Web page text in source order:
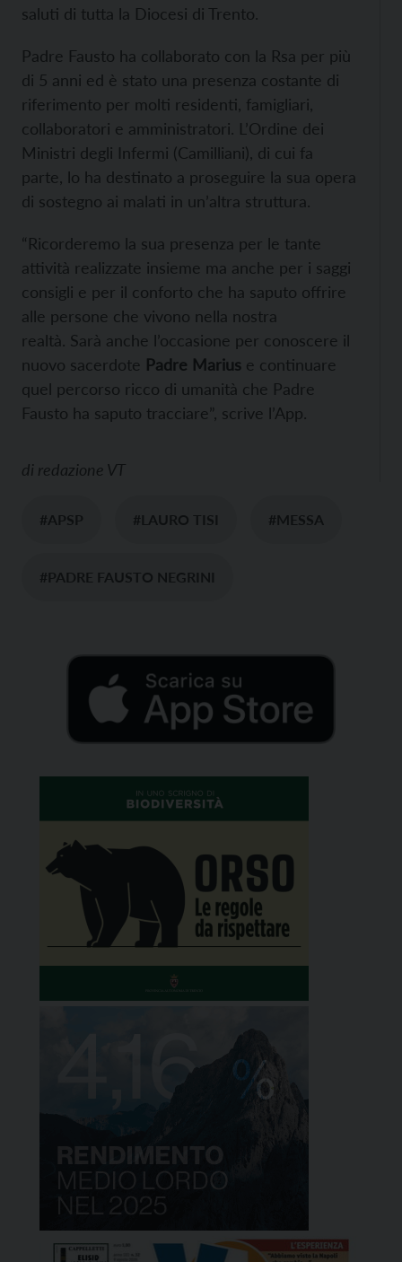
saluti di tutta la Diocesi di Trento.
Padre Fausto ha collaborato con la Rsa per più
di 5 anni ed è stato una presenza costante di
riferimento per molti residenti, famigliari,
collaboratori e amministratori. L’Ordine dei
Ministri degli Infermi (Camilliani), di cui fa
parte, lo ha destinato a proseguire la sua opera
di sostegno ai malati in un’altra struttura.
“Ricorderemo la sua presenza per le tante
attività realizzate insieme ma anche per i saggi
consigli e per il conforto che ha saputo offrire
alle persone che vivono nella nostra
realtà. Sarà anche l’occasione per conoscere il
nuovo sacerdote Padre Marius e continuare
quel percorso ricco di umanità che Padre
Fausto ha saputo tracciare”, scrive l’App.
di redazione VT
#APSP #LAURO TISI #MESSA
#PADRE FAUSTO NEGRINI